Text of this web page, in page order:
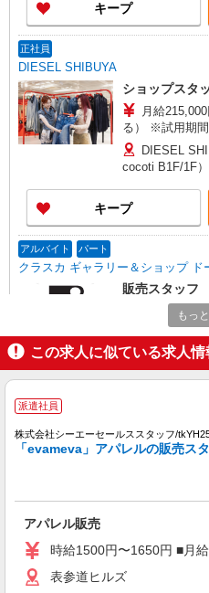
キープ
正社員
DIESEL SHIBUYA
ショップスタ
月給
る） ※試用期間3ヶ
月給245,000円
験2年、アパレ
DIESEL
cocoti B1F/1F） 【受動喫煙防止対策】 屋内原則
キープ
アルバイト パート
クラスカ ギャラリー＆ショップ ド
販売スタッフ
［アルバイ
アトレ恵比
キープ
契約社員
株式会社リーガル販売 東日本本
リーガル等の
時給1,300
キープ
もっ
この求人に似ている求人情
派遣社員
株式会社シーエーセールススタッフ/
「evameva」アパレルの販売ス
アパレル販売
時給1500円〜1650円 ■月
表参道ヒルズ